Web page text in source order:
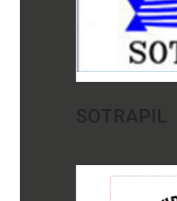
SOTRAPIL